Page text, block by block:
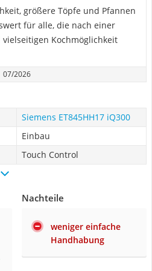
größere Töpfe und Pfannen
für alle, die nach einer
Kochmöglichkeit
07/2026
Siemens ET845HH17 iQ300
Einbau
Touch Control
Nachteile
weniger einfache
Handhabung